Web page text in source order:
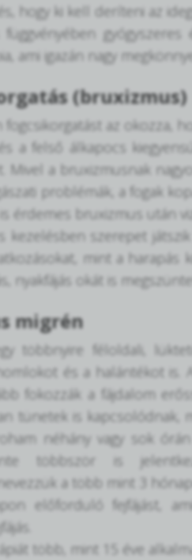
hogy ki kell deríteni az
függvényében
ami igazán nagy
(bruxizmus)
fogcsikorgatást az okozza,
a felső álkapocs
Mivel a bruxizmusnak
problémák, a fogak
érdemes bruxizmus után
kezelésben szerepet
mint a
nyakfájás okát is
migrén
többnyire féloldali,
és a halántékot is.
fokozzák a fájdalom
tünetek is kapcsolódnak,
néhány vagy sok
többször is
a több mint 3
előforduló fejfájást,
több, mint 15 éve